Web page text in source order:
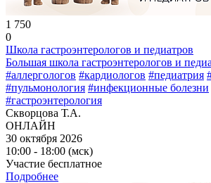
1 750
0
Школа гастроэнтерологов и педиатров
Большая школа гастроэнтерологов и
#аллергологов #кардиологов #педиатрия
#пульмонология #инфекционные болезни
#гастроэнтерология
Скворцова Т.А.
ОНЛАЙН
30 октября 2026
10:00 - 18:00 (мск)
Участие бесплатное
Подробнее